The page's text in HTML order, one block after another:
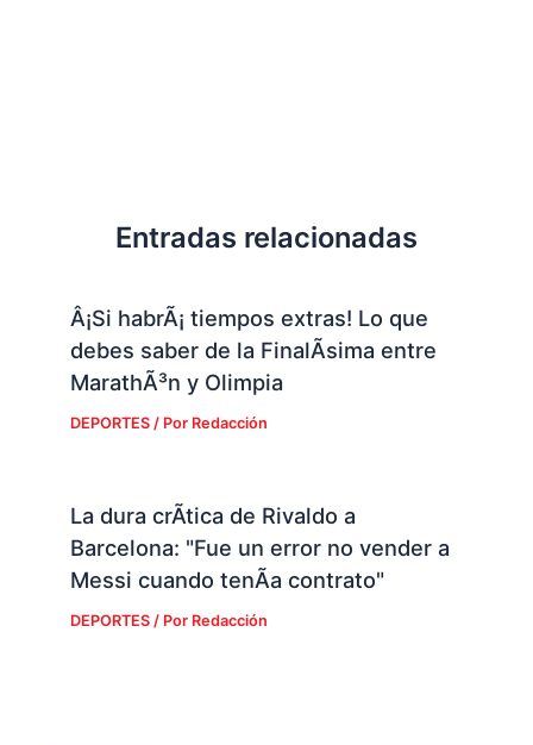
Entradas relacionadas
Â¡Si habrÃ¡ tiempos extras! Lo que
debes saber de la FinalÃ­sima entre
MarathÃ³n y Olimpia
DEPORTES/ Por Redacción
La dura crÃ­tica de Rivaldo a
Barcelona: "Fue un error no vender a
Messi cuando tenÃ­a contrato"
DEPORTES/ Por Redacción